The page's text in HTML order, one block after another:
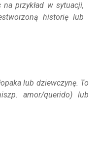
przykład w sytuacji,
historię lub
lub dziewczynę. To
amor/querido) lub